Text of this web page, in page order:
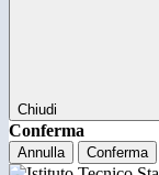
Chiudi
Conferma
Annulla Conferma